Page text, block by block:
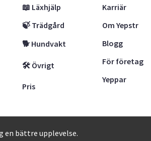
📖 Läxhjälp
🍃 Trädgård
🐕 Hundvakt
🛠 Övrigt
Pris
Karriär
Om Yepstr
Blogg
För företag
Yeppar
• Skeppsbron 28, 111 30 Stockholm
en bättre upplevelse.